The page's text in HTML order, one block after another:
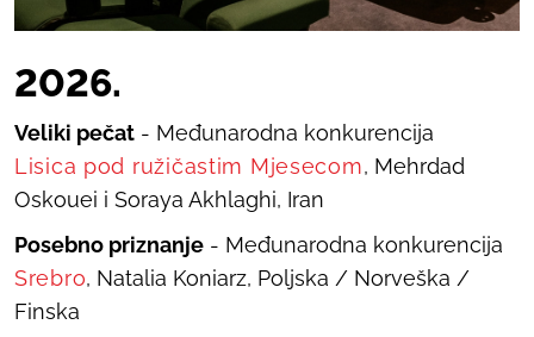
2026.
Veliki pečat - Međunarodna konkurencija
Lisica pod ružičastim Mjesecom, Mehrdad
Oskouei i Soraya Akhlaghi, Iran
Posebno priznanje - Međunarodna konkurencija
Srebro, Natalia Koniarz, Poljska / Norveška /
Finska